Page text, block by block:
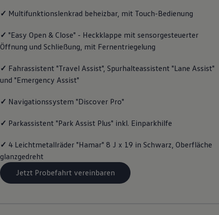
Über Ihr Auto
Kundeninformationen
Volkswagen Kundenbetreuung
Warn- und Kontrollleuchten
Digitale Betriebsanleitung
Live Beratung
Magazin
Transport
Elektromobilität
Volkswagen R
Volkswagen Kundenbetreuung
✓ Multifunktionslenkrad beheizbar, mit Touch-Bedienung
✓ "Easy Open & Close" - Heckklappe mit sensorgesteuerter
Öffnung und Schließung, mit Fernentriegelung
✓ Fahrassistent "Travel Assist", Spurhalteassistent "Lane Assist"
und "Emergency Assist"
✓ Navigationssystem "Discover Pro"
✓ Parkassistent "Park Assist Plus" inkl. Einparkhilfe
✓ 4 Leichtmetallräder "Hamar" 8 J x 19 in Schwarz, Oberfläche
glanzgedreht
Jetzt Probefahrt vereinbaren